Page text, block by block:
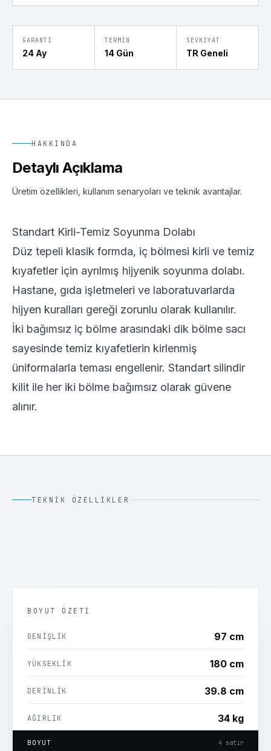
GARANTI
24 Ay
TERMIN
14 Gün
SEVKIYAT
TR Geneli
HAKKINDA
Detaylı Açıklama
Üretim özellikleri, kullanım senaryoları ve teknik avantajlar.
Standart Kirli-Temiz Soyunma Dolabı
Düz tepeli klasik formda, iç bölmesi kirli ve temiz
kıyafetler için ayrılmış hijyenik soyunma dolabı.
Hastane, gıda işletmeleri ve laboratuvarlarda
hijyen kuralları gereği zorunlu olarak kullanılır.
İki bağımsız iç bölme arasındaki dik bölme sacı
sayesinde temiz kıyafetlerin kirlenmiş
üniformalarla teması engellenir. Standart silindir
kilit ile her iki bölme bağımsız olarak güvene
alınır.
TEKNIK ÖZELLIKLER
BOYUT ÖZETI
GENIŞLIK 97 cm
YÜKSEKLIK 180 cm
DERINLIK 39.8 cm
AĞIRLIK 34 kg
BOYUT 4 satır